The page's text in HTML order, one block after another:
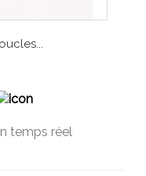
temps réel